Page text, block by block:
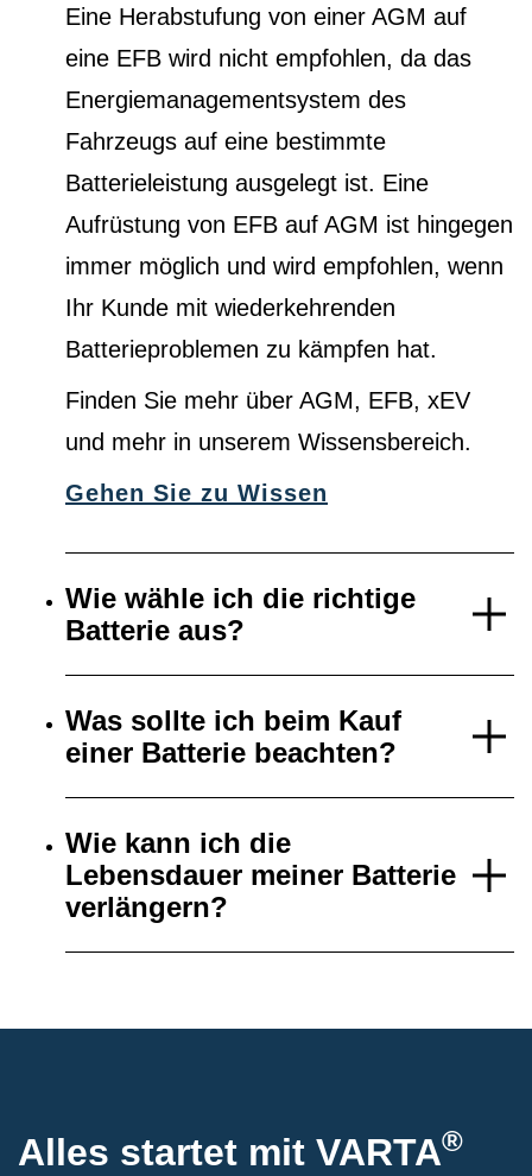
Eine Herabstufung von einer AGM auf
eine EFB wird nicht empfohlen, da das
Energiemanagementsystem des
Fahrzeugs auf eine bestimmte
Batterieleistung ausgelegt ist. Eine
Aufrüstung von EFB auf AGM ist hingegen
immer möglich und wird empfohlen, wenn
Ihr Kunde mit wiederkehrenden
Batterieproblemen zu kämpfen hat.
Finden Sie mehr über AGM, EFB, xEV
und mehr in unserem Wissensbereich.
Gehen Sie zu Wissen
Wie wähle ich die richtige
Batterie aus?
Was sollte ich beim Kauf
einer Batterie beachten?
Wie kann ich die
Lebensdauer meiner Batterie
verlängern?
Alles startet mit VARTA®